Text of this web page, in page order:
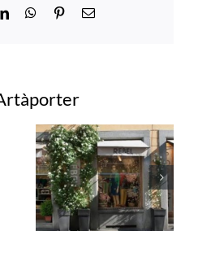
LinkedInWhatsApp
PinterestEmail